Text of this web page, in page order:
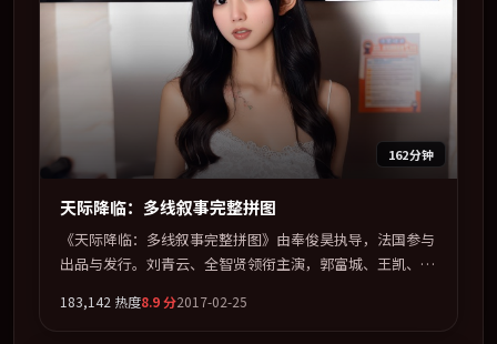
162分钟
天际降临：多线叙事完整拼图
《天际降临：多线叙事完整拼图》由奉俊昊执导，法国参与
出品与发行。刘青云、全智贤领衔主演，郭富城、王凯、巩
全片以「爱情」类型为骨架，在叙事、表演与视听上力求统
183,142 热度8.9分2017-02-25